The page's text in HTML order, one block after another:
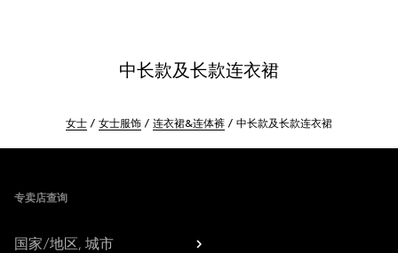
中长款及长款连衣裙
女士 女士服饰 连衣裙&连体裤 中长款及长款连衣裙
专卖店查询
国家/地区, 城市